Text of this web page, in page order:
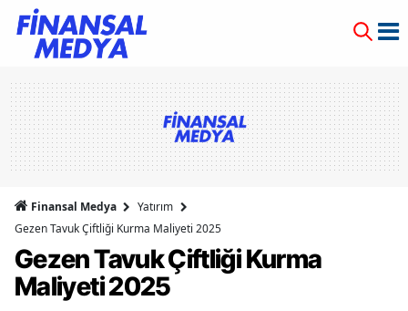
Finansal Medya
Yatırım
Gezen Tavuk Çiftliği Kurma Maliyeti 2025
Gezen Tavuk Çiftliği Kurma
Maliyeti 2025